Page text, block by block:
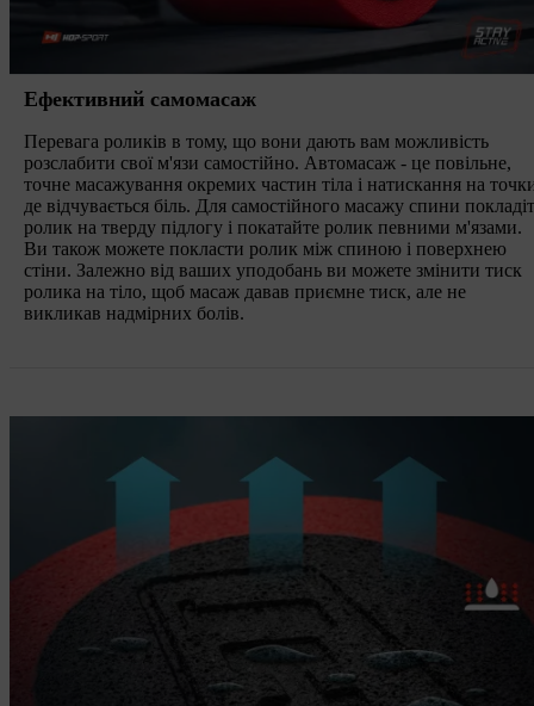
Ефективний самомасаж
Перевага роликів в тому, що вони дають вам можливість
розслабити свої м'язи самостійно. Автомасаж - це повільне,
точне масажування окремих частин тіла і натискання на
де відчувається біль. Для самостійного масажу спини
ролик на тверду підлогу і покатайте ролик певними м'язами.
Ви також можете покласти ролик між спиною і поверхнею
стіни. Залежно від ваших уподобань ви можете змінити тиск
ролика на тіло, щоб масаж давав приємне тиск, але не
викликав надмірних болів.